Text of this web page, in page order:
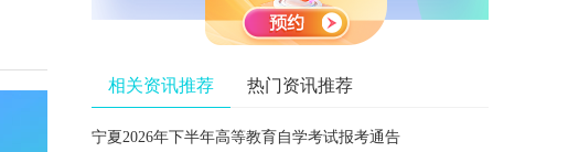
相关资讯推荐 热门资讯推荐
宁夏2026年下半年高等教育自学考试报考通告